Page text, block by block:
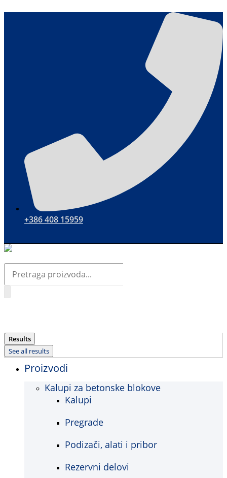
+386 408 15959
Search
Results
See all results
Proizvodi
Kalupi za betonske blokove
Kalupi
Pregrade
Podizači, alati i pribor
Rezervni delovi